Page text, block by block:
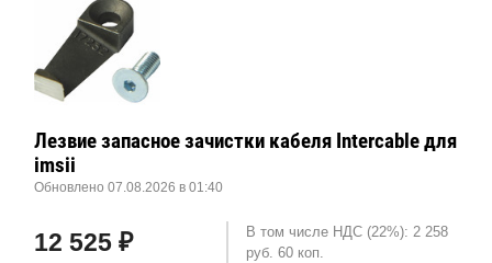
Лезвие запасное зачистки кабеля Intercable для
imsii
Обновлено 07.08.2026 в 01:40
12 525 ₽
В том числе НДС (22%): 2 258
руб. 60 коп.